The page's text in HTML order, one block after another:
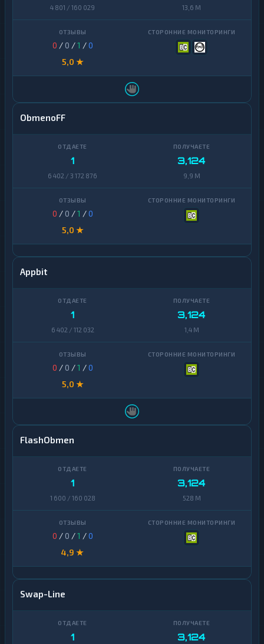
4 801 / 160 029 13,6 M
0 / 0 /1 /0
5,0 ★
ObmenoFF
1
6 402 / 3 172 876
3,124
9,9 M
0 / 0 /1 /0
5,0 ★
Appbit
1
6 402 / 112 032
3,124
1,4 M
0 / 0 /1 /0
5,0 ★
FlashObmen
1
1 600 / 160 028
3,124
528 M
0 / 0 /1 /0
4,9 ★
Swap-Line
1 3,124